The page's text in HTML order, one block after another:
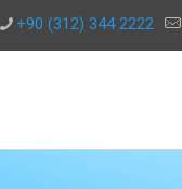
+90 (312) 344 2222